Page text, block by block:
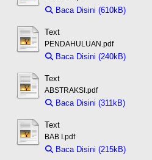
Baca Disini (610kB)
Text
PENDAHULUAN.pdf
Baca Disini (240kB)
Text
ABSTRAKSI.pdf
Baca Disini (311kB)
Text
BAB I.pdf
Baca Disini (215kB)